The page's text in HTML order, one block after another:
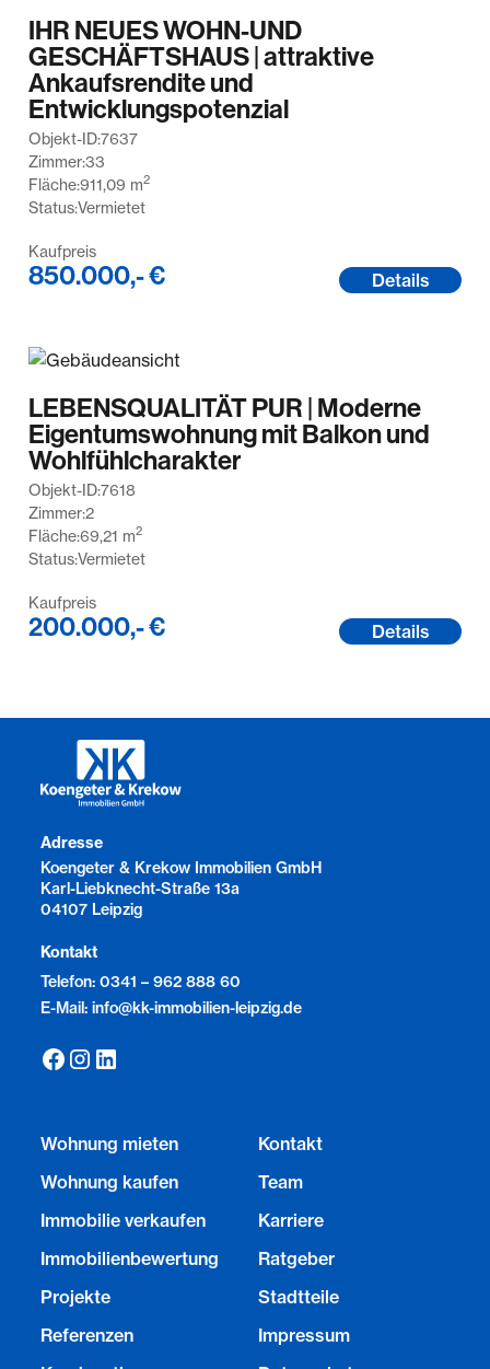
IHR NEUES WOHN-UND
GESCHÄFTSHAUS | attraktive
Ankaufsrendite und
Entwicklungspotenzial
Objekt-ID:7637
Zimmer:33
Fläche:911,09 m2
Status:Vermietet
Kaufpreis
850.000,- € Details
LEBENSQUALITÄT PUR | Moderne
Eigentumswohnung mit Balkon und
Wohlfühlcharakter
Objekt-ID:7618
Zimmer:2
Fläche:69,21 m2
Status:Vermietet
Kaufpreis
200.000,- € Details
Adresse
Koengeter & Krekow Immobilien GmbH
Karl-Liebknecht-Straße 13a
04107 Leipzig
Kontakt
Telefon: 0341 – 962 888 60
E-Mail: info@kk-immobilien-leipzig.de
Wohnung mieten
Wohnung kaufen
Immobilie verkaufen
Immobilienbewertung
Projekte
Referenzen
Kontakt
Team
Karriere
Ratgeber
Stadtteile
Impressum